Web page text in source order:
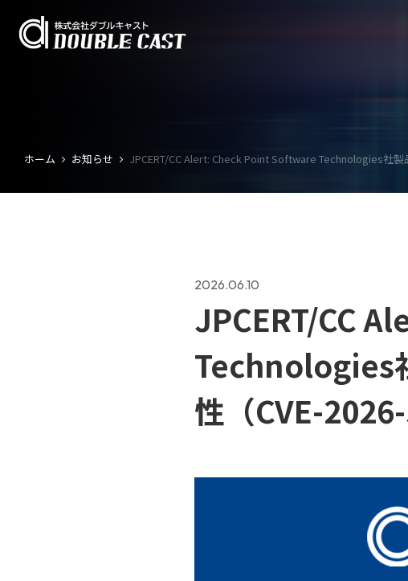
ホーム お知らせ JPCERT/CC Alert: Check Point Software Technologies社
2026.06.10
JPCERT/CC
Technologies
性（CVE-